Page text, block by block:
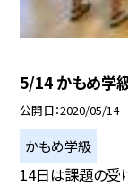
5/14 かもめ学
公開日 2020/05/14
かもめ学級
14日は課題の受